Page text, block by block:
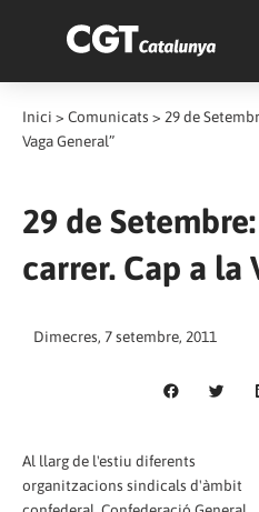
Inici > Comunicats > 29 de
Vaga General”
29 de
carrer. Cap a la
Dimecres, 7 setembre, 2011
Al llarg de l'estiu diferents
organitzacions sindicals d'àmbit